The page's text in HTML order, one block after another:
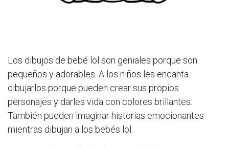
Los dibujos de bebé lol son geniales porque son
pequeños y adorables. A los niños les encanta
dibujarlos porque pueden crear sus propios
personajes y darles vida con colores brillantes.
También pueden imaginar historias emocionantes
mientras dibujan a los bebés lol.